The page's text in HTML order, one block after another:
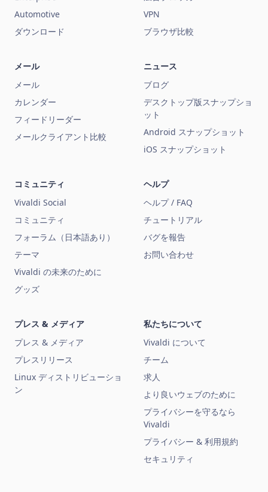
Automotive
ダウンロード
VPN
ブラウザ比較
メール
メール
カレンダー
フィードリーダー
メールクライアント比較
ニュース
ブログ
デスクトップ版スナップショ
ット
Android スナップショット
iOS スナップショット
コミュニティ
Vivaldi Social
コミュニティ
フォーラム（日本語あり）
テーマ
Vivaldi の未来のために
グッズ
ヘルプ
ヘルプ / FAQ
チュートリアル
バグを報告
お問い合わせ
プレス & メディア
プレス & メディア
プレスリリース
Linux ディストリビューショ
ン
私たちについて
Vivaldi について
チーム
求人
より良いウェブのために
プライバシーを守るなら
Vivaldi
プライバシー & 利用規約
セキュリティ